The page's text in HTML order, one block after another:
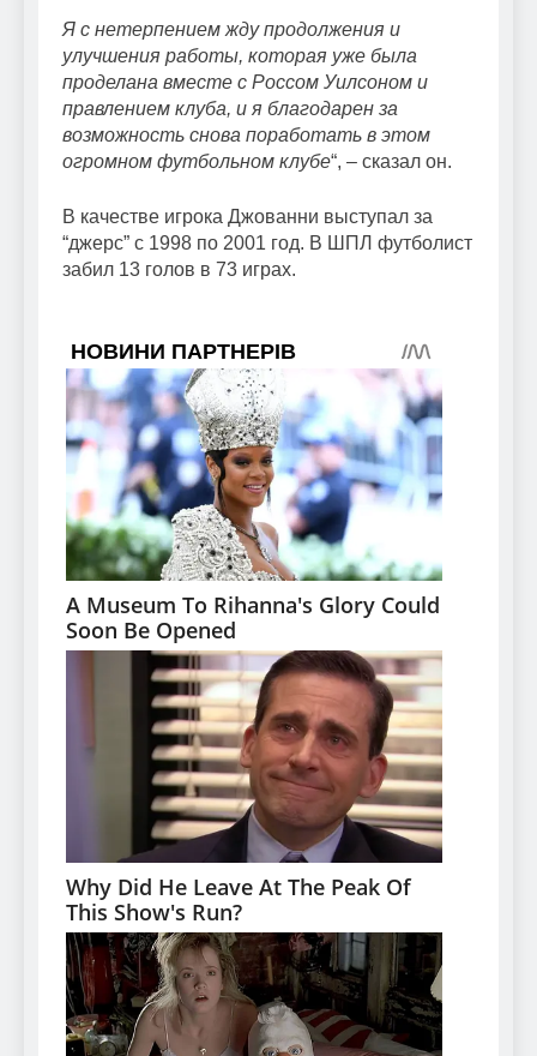
Я с нетерпением жду продолжения и
улучшения работы, которая уже была
проделана вместе с Россом Уилсоном и
правлением клуба, и я благодарен за
возможность снова поработать в этом
огромном футбольном клубе“, – сказал он.
В качестве игрока Джованни выступал за
“джерс” с 1998 по 2001 год. В ШПЛ футболист
забил 13 голов в 73 играх.